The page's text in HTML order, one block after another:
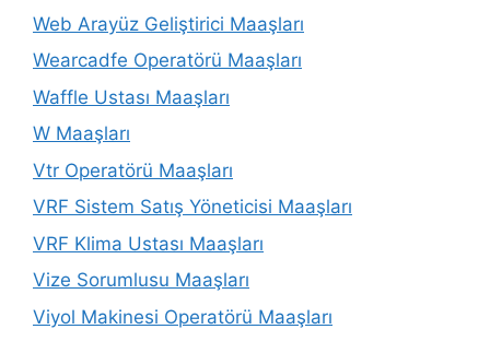
Web Arayüz Geliştirici Maaşları
Wearcadfe Operatörü Maaşları
Waffle Ustası Maaşları
W Maaşları
Vtr Operatörü Maaşları
VRF Sistem Satış Yöneticisi Maaşları
VRF Klima Ustası Maaşları
Vize Sorumlusu Maaşları
Viyol Makinesi Operatörü Maaşları